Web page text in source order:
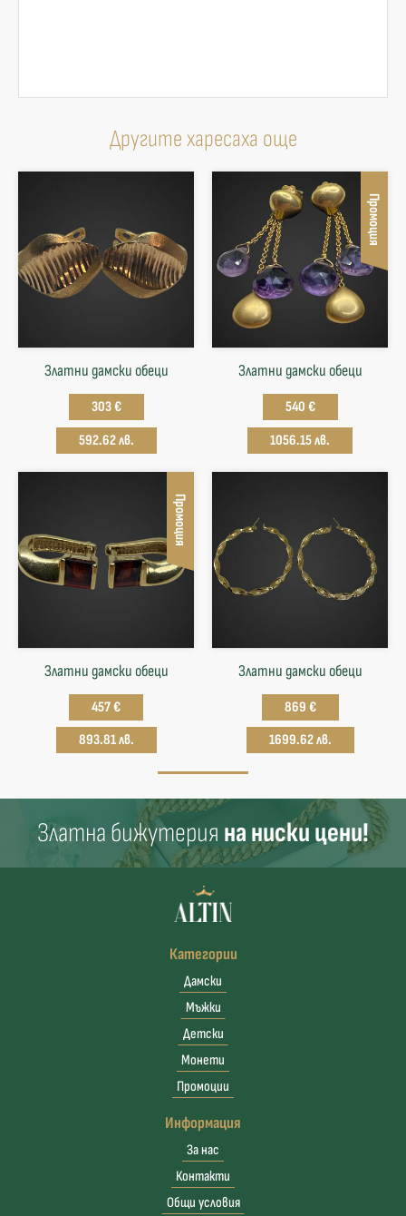
Другите харесаха още
Златни дамски обеци
303 €
592.62 лв.
Промоция
Златни дамски обеци
540 €
1056.15 лв.
Промоция
Златни дамски обеци
457 €
893.81 лв.
Златни дамски обеци
869 €
1699.62 лв.
Златна бижутерия на ниски цени!
Категории
Дамски
Мъжки
Детски
Монети
Промоции
Информация
За нас
Контакти
Общи условия